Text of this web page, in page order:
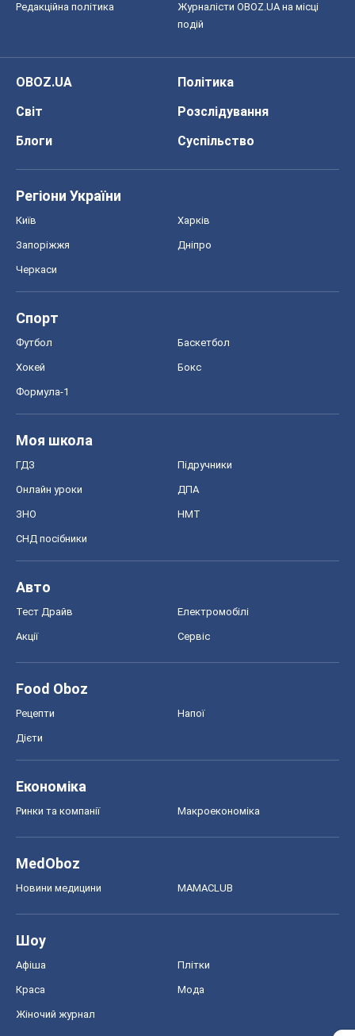
Редакційна політика
Журналісти OBOZ.UA на місці
подій
OBOZ.UA
Політика
Світ
Розслідування
Блоги
Суспільство
Регіони України
Київ Харків
Запоріжжя Дніпро
Черкаси
Спорт
Футбол Баскетбол
Хокей Бокс
Формула-1
Моя школа
ГДЗ Підручники
Онлайн уроки ДПА
ЗНО НМТ
СНД посібники
Авто
Тест Драйв Електромобілі
Акції Сервіс
Food Oboz
Рецепти Напої
Дієти
Економіка
Ринки та компанії Макроекономіка
MedOboz
Новини медицини MAMACLUB
Шоу
Афіша Плітки
Краса Мода
Жіночий журнал